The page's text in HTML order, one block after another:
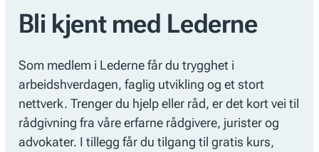
Bli kjent med Lederne
Som medlem i Lederne får du trygghet i
arbeidshverdagen, faglig utvikling og et stort
nettverk. Trenger du hjelp eller råd, er det kort vei til
rådgivning fra våre erfarne rådgivere, jurister og
advokater. I tillegg får du tilgang til gratis kurs,